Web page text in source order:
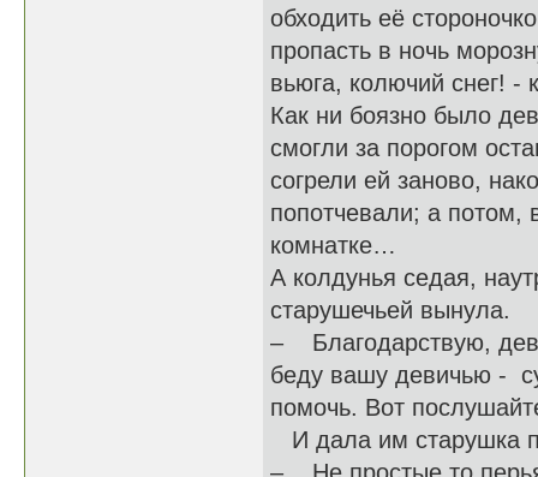
обходить её
пропасть в ночь
вьюга, колючий снег! -
Как ни боязно было
смогли за порогом
согрели ей заново,
попотчевали; а потом,
комнатке…
А колдунья седая,
старушечьей вынула.
– Благодарствую,
беду вашу девичью -
помочь. Вот
И дала им старушка